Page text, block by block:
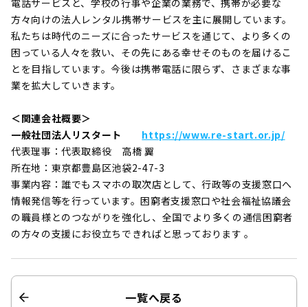
電話サービスと、学校の行事や企業の業務で、携帯が必要な
方々向けの法人レンタル携帯サービスを主に展開しています。
私たちは時代のニーズに合ったサービスを通じて、より多くの
困っている人々を救い、その先にある幸せそのものを届けるこ
とを目指しています。今後は携帯電話に限らず、さまざまな事
業を拡大していきます。
＜関連会社概要＞
一般社団法人リスタート https://www.re-start.or.jp/
代表理事：代表取締役 高橋 翼
所在地：東京都豊島区池袋2-47-3
事業内容：誰でもスマホの取次店として、行政等の支援窓口へ
情報発信等を行っています。困窮者支援窓口や社会福祉協議会
の職員様とのつながりを強化し、全国でより多くの通信困窮者
の方々の支援にお役立ちできればと思っております 。
一覧へ戻る